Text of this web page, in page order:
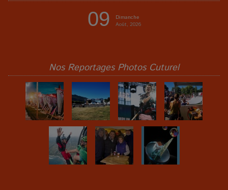
09
Dimanche
Août, 2026
Nos Reportages Photos Cuturel